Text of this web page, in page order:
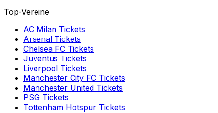
Top-Vereine
AC Milan Tickets
Arsenal Tickets
Chelsea FC Tickets
Juventus Tickets
Liverpool Tickets
Manchester City FC Tickets
Manchester United Tickets
PSG Tickets
Tottenham Hotspur Tickets